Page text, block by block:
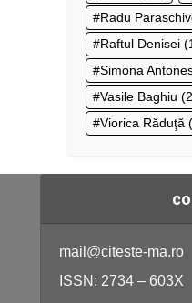
Radu
Raftul Denisei
Simona
Vasile Baghiu
Viorica Răduţă
mail@citeste-ma.ro
ISSN: 2734 – 603X